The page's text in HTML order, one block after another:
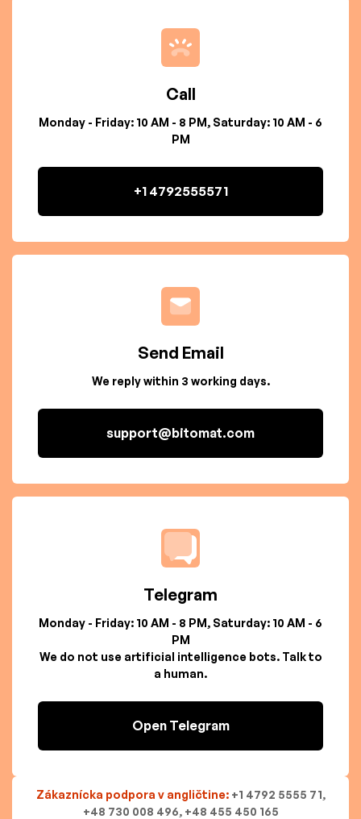
Call
Monday - Friday: 10 AM - 8 PM, Saturday: 10 AM - 6
PM
+1 4792555571
Send Email
We reply within 3 working days.
support@bitomat.com
Telegram
Monday - Friday: 10 AM - 8 PM, Saturday: 10 AM - 6
PM
We do not use artificial intelligence bots. Talk to
a human.
Open Telegram
Zákaznícka podpora v angličtine: +1 4792 5555 71,
+48 730 008 496, +48 455 450 165